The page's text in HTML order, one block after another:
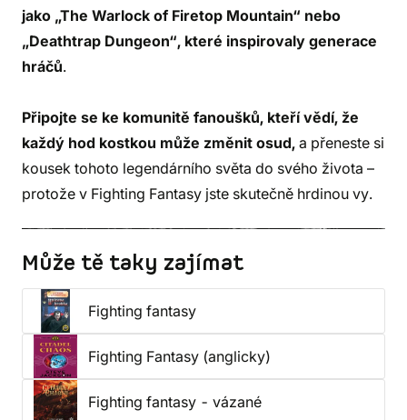
jako „The Warlock of Firetop Mountain“ nebo
„Deathtrap Dungeon“, které inspirovaly generace
hráčů.
Připojte se ke komunitě fanoušků, kteří vědí, že
každý hod kostkou může změnit osud, a přeneste si
kousek tohoto legendárního světa do svého života –
protože v Fighting Fantasy jste skutečně hrdinou vy.
Může tě taky zajímat
Fighting fantasy
Fighting Fantasy (anglicky)
Fighting fantasy - vázané